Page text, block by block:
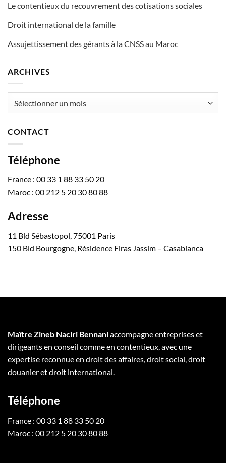
Le contentieux du recouvrement des cotisations sociales
Droit international de la famille
Assujettissement des gérants à la CNSS au Maroc
ARCHIVES
CONTACT
Téléphone
France : 00 33 1 88 33 50 20
Maroc : 00 212 5 20 30 80 88
Adresse
11 Bld Sébastopol, 75001 Paris
150 Bld Bourgogne, Résidence Firas Jassim – Casablanca
Maître Zineb Naciri Bennaniaccompagne entreprises et
dirigeants en conseil comme en contentieux, avec une
expertise reconnue en droit des affaires, droit social, droit
douanier et droit international.
Téléphone
France : 00 33 1 88 33 50 20
Maroc : 00 212 5 20 30 80 88